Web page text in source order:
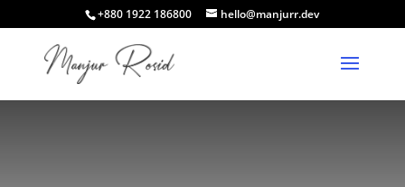
+880 1922 186800 hello@manjurr.dev